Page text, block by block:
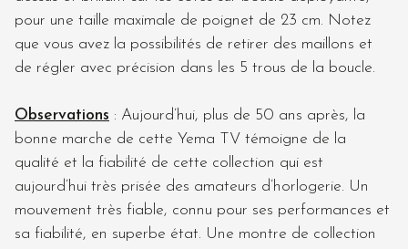
pour une taille maximale de poignet de 23 cm. Notez
que vous avez la possibilités de retirer des maillons et
de régler avec précision dans les 5 trous de la boucle.
Observations : Aujourd’hui, plus de 50 ans après, la
bonne marche de cette Yema TV témoigne de la
qualité et la fiabilité de cette collection qui est
aujourd’hui très prisée des amateurs d’horlogerie. Un
mouvement très fiable, connu pour ses performances et
sa fiabilité, en superbe état. Une montre de collection